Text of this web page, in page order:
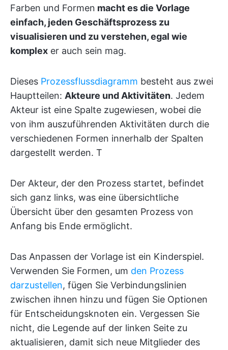
Farben und Formen macht es die Vorlage
einfach, jeden Geschäftsprozess zu
visualisieren und zu verstehen, egal wie
komplex er auch sein mag.
Dieses Prozessflussdiagramm besteht aus zwei
Hauptteilen: Akteure und Aktivitäten. Jedem
Akteur ist eine Spalte zugewiesen, wobei die
von ihm auszuführenden Aktivitäten durch die
verschiedenen Formen innerhalb der Spalten
dargestellt werden. T
Der Akteur, der den Prozess startet, befindet
sich ganz links, was eine übersichtliche
Übersicht über den gesamten Prozess von
Anfang bis Ende ermöglicht.
Das Anpassen der Vorlage ist ein Kinderspiel.
Verwenden Sie Formen, um den Prozess
darzustellen, fügen Sie Verbindungslinien
zwischen ihnen hinzu und fügen Sie Optionen
für Entscheidungsknoten ein. Vergessen Sie
nicht, die Legende auf der linken Seite zu
aktualisieren, damit sich neue Mitglieder des